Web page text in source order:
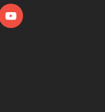
YouTube